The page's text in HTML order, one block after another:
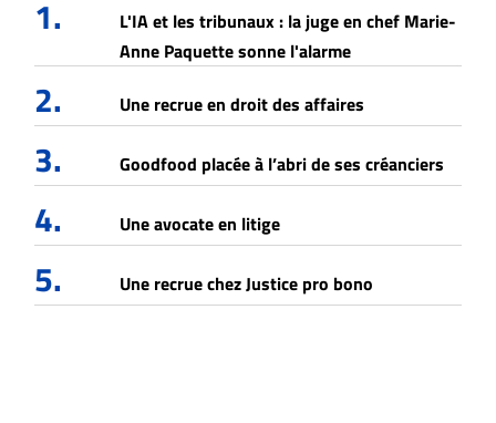
1.
L'IA et les tribunaux : la juge en chef Marie-
Anne Paquette sonne l'alarme
2. Une recrue en droit des affaires
3. Goodfood placée à l’abri de ses créanciers
4. Une avocate en litige
5. Une recrue chez Justice pro bono